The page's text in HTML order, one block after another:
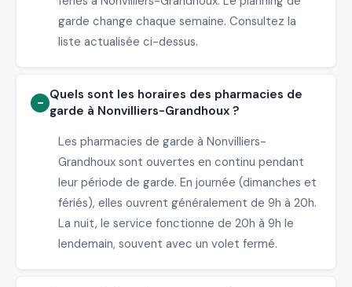
garde change chaque semaine. Consultez la
liste actualisée ci-dessus.
Quels sont les horaires des pharmacies de
garde à Nonvilliers-Grandhoux ?
Les pharmacies de garde à Nonvilliers-
Grandhoux sont ouvertes en continu pendant
leur période de garde. En journée (dimanches et
fériés), elles ouvrent généralement de 9h à 20h.
La nuit, le service fonctionne de 20h à 9h le
lendemain, souvent avec un volet fermé.